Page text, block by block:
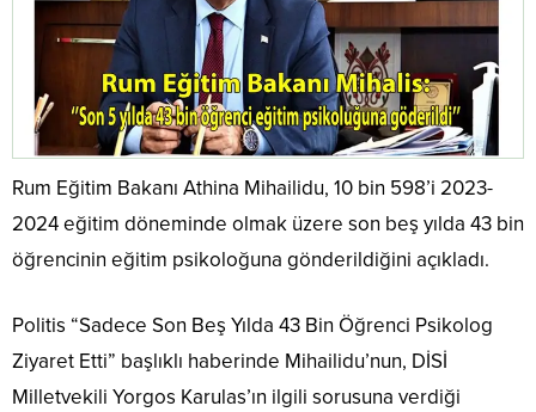
Rum Eğitim Bakanı Athina Mihailidu, 10 bin 598’i 2023-
2024 eğitim döneminde olmak üzere son beş yılda 43 bin
öğrencinin eğitim psikoloğuna gönderildiğini açıkladı.
Politis “Sadece Son Beş Yılda 43 Bin Öğrenci Psikolog
Ziyaret Etti” başlıklı haberinde Mihailidu’nun, DİSİ
Milletvekili Yorgos Karulas’ın ilgili sorusuna verdiği